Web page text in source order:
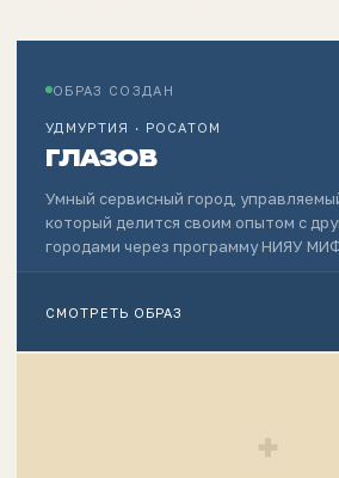
ОБРАЗ СОЗДАН
УДМУРТИЯ · РОСАТОМ
ГЛАЗОВ
Умный сервисный город,
который делится своим опытом с
городами через программу НИЯУ
СМОТРЕТЬ ОБРАЗ
+